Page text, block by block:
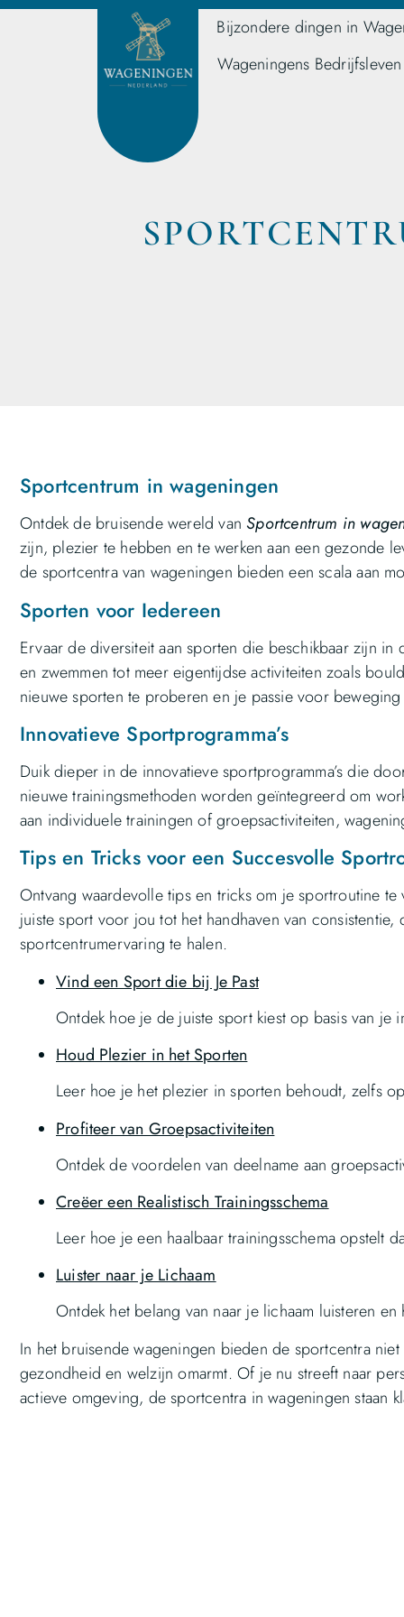
Bijzondere dingen in
Wageningens Bedrijfsleven
Sportcentrum in wageningen
Ontdek de bruisende wereld van Sportcentrum in
zijn, plezier te hebben en te werken aan een gezonde
de sportcentra van wageningen bieden een scala aan
Sporten voor Iedereen
Ervaar de diversiteit aan sporten die beschikbaar zijn
en zwemmen tot meer eigentijdse activiteiten zoals
nieuwe sporten te proberen en je passie voor
Innovatieve Sportprogramma’s
Duik dieper in de innovatieve sportprogramma’s die
nieuwe trainingsmethoden worden geïntegreerd om
aan individuele trainingen of groepsactiviteiten,
Tips en Tricks voor een Succesvolle
Ontvang waardevolle tips en tricks om je sportroutine
juiste sport voor jou tot het handhaven van
sportcentrumervaring te halen.
Vind een Sport die bij Je Past
Ontdek hoe je de juiste sport kiest op basis van je
Houd Plezier in het Sporten
Leer hoe je het plezier in sporten behoudt, zelfs
Profiteer van Groepsactiviteiten
Ontdek de voordelen van deelname aan
Creëer een Realistisch Trainingsschema
Leer hoe je een haalbaar trainingsschema opstelt
Luister naar je Lichaam
Ontdek het belang van naar je lichaam luisteren
In het bruisende wageningen bieden de sportcentra
gezondheid en welzijn omarmt. Of je nu streeft naar
actieve omgeving, de sportcentra in wageningen staan